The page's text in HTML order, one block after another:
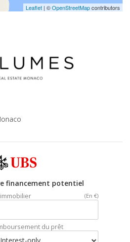
Leaflet | ©OpenStreetMapcontributors
financement potentiel
(En €)
du prêt